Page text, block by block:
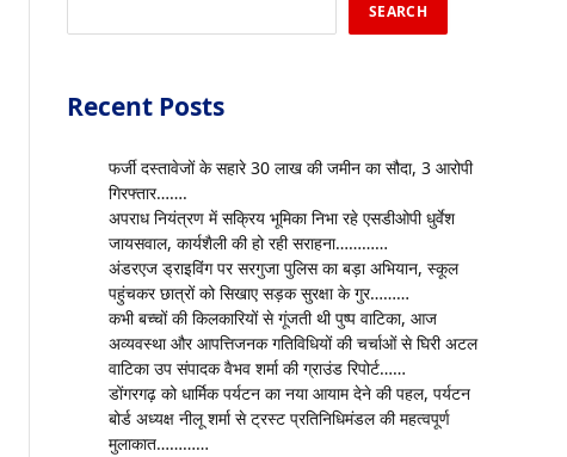
SEARCH
Recent Posts
फर्जी दस्तावेजों के सहारे 30 लाख की जमीन का सौदा, 3 आरोपी
गिरफ्तार…….
अपराध नियंत्रण में सक्रिय भूमिका निभा रहे एसडीओपी धुर्वेश
जायसवाल, कार्यशैली की हो रही सराहना…………
अंडरएज ड्राइविंग पर सरगुजा पुलिस का बड़ा अभियान, स्कूल
पहुंचकर छात्रों को सिखाए सड़क सुरक्षा के गुर………
कभी बच्चों की किलकारियों से गूंजती थी पुष्प वाटिका, आज
अव्यवस्था और आपत्तिजनक गतिविधियों की चर्चाओं से घिरी अटल
वाटिका उप संपादक वैभव शर्मा की ग्राउंड रिपोर्ट……
डोंगरगढ़ को धार्मिक पर्यटन का नया आयाम देने की पहल, पर्यटन
बोर्ड अध्यक्ष नीलू शर्मा से ट्रस्ट प्रतिनिधिमंडल की महत्वपूर्ण
मुलाकात…………